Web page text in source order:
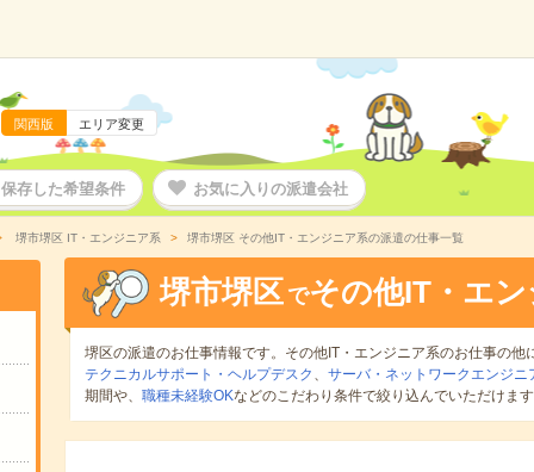
関西版 エリア変更
保存した希望条件 お気に入りの派遣会社
堺市堺区 IT・エンジニア系 堺市堺区 その他IT・エンジニア系の派遣の仕事一覧
堺市堺区 でその他IT・エ
堺区の派遣のお仕事情報です。その他IT・エンジニア系のお仕事の他に
テクニカルサポート・ヘルプデスク 、 サーバ・ネットワークエンジニ
期間や、 職種未経験OKなどのこだわり条件で絞り込んでいただけます